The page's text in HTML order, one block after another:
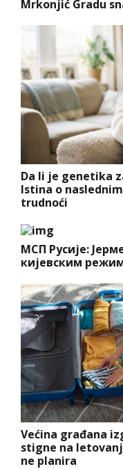
Mrkonjić Gradu
Da li je genetika
Istina o
trudnoći
МСП Русије:
кијевским
Većina građana
stigne na
ne planira